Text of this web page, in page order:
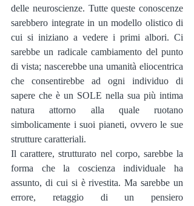
delle neuroscienze. Tutte queste conoscenze
sarebbero integrate in un modello olistico di
cui si iniziano a vedere i primi albori. Ci
sarebbe un radicale cambiamento del punto
di vista; nascerebbe una umanità eliocentrica
che consentirebbe ad ogni individuo di
sapere che è un SOLE nella sua più intima
natura attorno alla quale ruotano
simbolicamente i suoi pianeti, ovvero le sue
strutture caratteriali.
Il carattere, strutturato nel corpo, sarebbe la
forma che la coscienza individuale ha
assunto, di cui si è rivestita. Ma sarebbe un
errore, retaggio di un pensiero